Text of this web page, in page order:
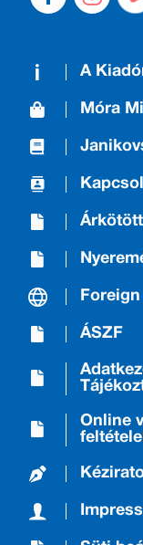
A
Móra
ÁSZF
Online